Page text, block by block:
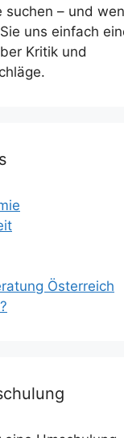
suchen – und
uns einfach
Kritik und
Österreich